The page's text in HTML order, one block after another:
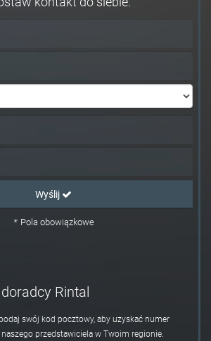
Wyślij
*Pola obowiązkowe
Rintal
swój kod pocztowy, aby uzyskać numer
przedstawiciela w Twoim regionie.